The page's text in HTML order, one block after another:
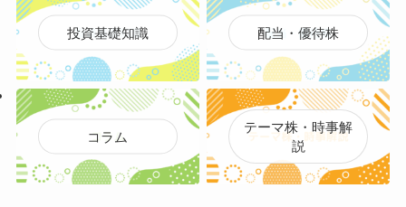
投資基礎知識 配当・優待株
コラム
テーマ株・時事解
説